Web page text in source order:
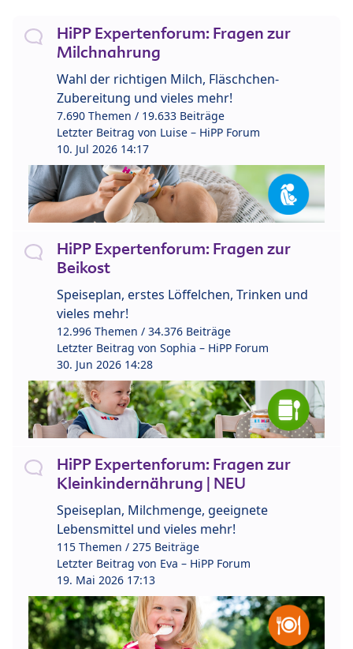
HiPP Expertenforum: Fragen zur
Milchnahrung
Wahl der richtigen Milch, Fläschchen-
Zubereitung und vieles mehr!
7.690 Themen / 19.633 Beiträge
Letzter Beitrag von Luise – HiPP Forum
10. Jul 2026 14:17
HiPP Expertenforum: Fragen zur
Beikost
Speiseplan, erstes Löffelchen, Trinken und
vieles mehr!
12.996 Themen / 34.376 Beiträge
Letzter Beitrag von Sophia – HiPP Forum
30. Jun 2026 14:28
HiPP Expertenforum: Fragen zur
Kleinkindernährung | NEU
Speiseplan, Milchmenge, geeignete
Lebensmittel und vieles mehr!
115 Themen / 275 Beiträge
Letzter Beitrag von Eva – HiPP Forum
19. Mai 2026 17:13